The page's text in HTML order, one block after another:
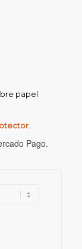
papel
.
Pago.